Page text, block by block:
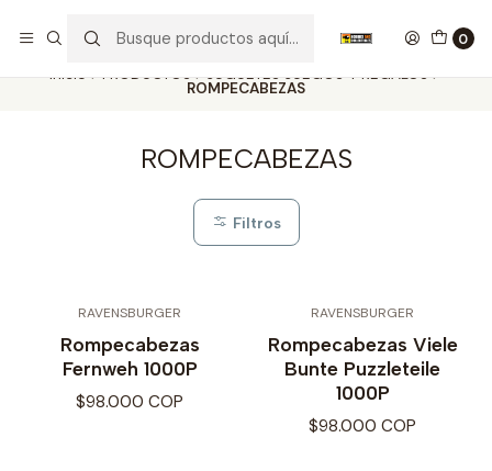
0
Inicio PRODUCTOS JUGUETES JUEGOS Y REGALOS
ROMPECABEZAS
ROMPECABEZAS
Filtros
RAVENSBURGER
Rompecabezas
Fernweh 1000P
$98.000 COP
RAVENSBURGER
Rompecabezas Viele
Bunte Puzzleteile
1000P
$98.000 COP